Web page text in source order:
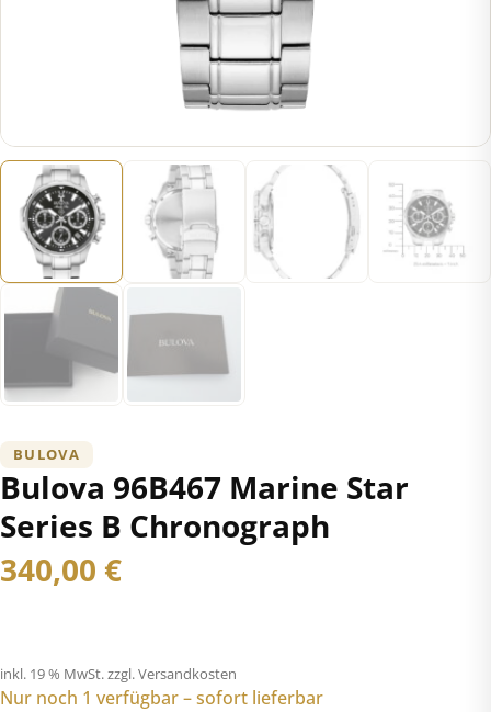
BULOVA
Bulova 96B467 Marine Star
Series B Chronograph
340,00 €
inkl. 19 % MwSt.zzgl. Versandkosten
Nur noch 1 verfügbar – sofort lieferbar